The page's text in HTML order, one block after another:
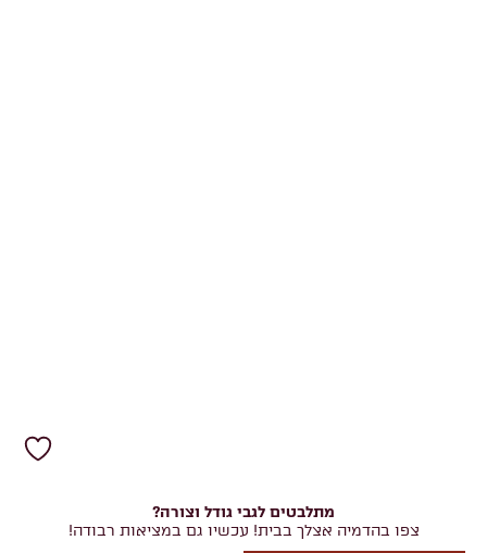
מתלבטים לגבי גודל וצורה?
צפו בהדמיה אצלך בבית! עכשיו גם במציאות רבודה!